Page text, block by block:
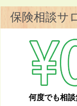
保険相談サ
何度でも相